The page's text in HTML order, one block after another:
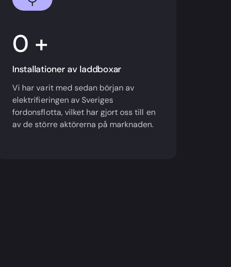
+
Installationer av laddboxar
Vi har varit med sedan början av
elektrifieringen av Sveriges
fordonsflotta, vilket har gjort oss till en
av de större aktörerna på marknaden.